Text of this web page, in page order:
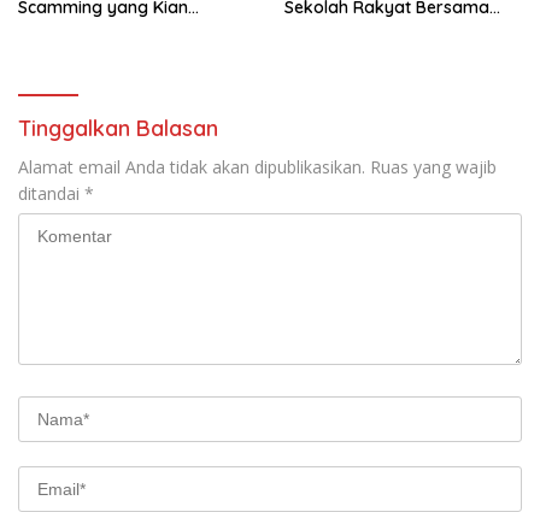
Scamming yang Kian
Sekolah Rakyat Bersama
Tinggalkan Balasan
Alamat email Anda tidak akan dipublikasikan. Ruas yang wajib
ditandai *